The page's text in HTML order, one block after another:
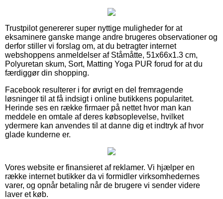
Trustpilot genererer super nyttige muligheder for at
eksaminere ganske mange andre brugeres observationer og
derfor stiller vi forslag om, at du betragter internet
webshoppens anmeldelser af Ståmåtte, 51x66x1.3 cm,
Polyuretan skum, Sort, Matting Yoga PUR forud for at du
færdiggør din shopping.
Facebook resulterer i for øvrigt en del fremragende
løsninger til at få indsigt i online butikkens popularitet.
Herinde ses en række firmaer på nettet hvor man kan
meddele en omtale af deres købsoplevelse, hvilket
ydermere kan anvendes til at danne dig et indtryk af hvor
glade kunderne er.
Vores website er finansieret af reklamer. Vi hjælper en
række internet butikker da vi formidler virksomhedernes
varer, og opnår betaling når de brugere vi sender videre
laver et køb.